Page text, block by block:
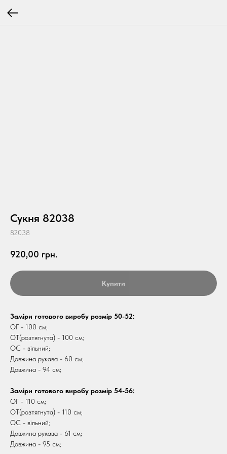
Сукня 82038
82038
920,00 грн.
Купити
Заміри готового виробу розмір 50-52:
ОГ - 100 см;
ОТ(розтягнута) - 100 см;
ОС - вільний;
Довжина рукава - 60 см;
Довжина - 94 см;
Заміри готового виробу розмір 54-56:
ОГ - 110 см;
ОТ(розтягнута) - 110 см;
ОС - вільний;
Довжина рукава - 61 см;
Довжина - 95 см;